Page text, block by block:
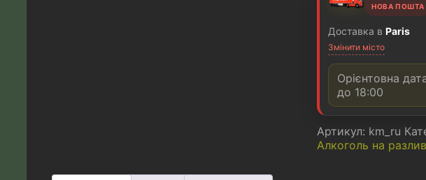
НОВА ПОШТА
Доставка в Paris
Змінити місто
Орієнтовна
до 18:00
Артикул: km_ru
Алкоголь на разлив